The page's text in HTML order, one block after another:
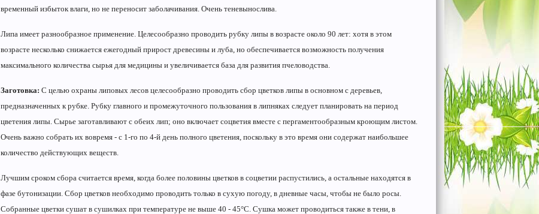
временный избыток влаги, но не переносит заболачивания. Очень теневынослива.
Липа имеет разнообразное применение. Целесообразно проводить рубку липы в возрасте около 90 лет: хотя в этом
возрасте несколько снижается ежегодный прирост древесины и луба, но обеспечивается возможность получения
максимального количества сырья для медицины и увеличивается база для развития пчеловодства.
Заготовка: С целью охраны липовых лесов целесообразно проводить сбор цветков липы в основном с деревьев,
предназначенных к рубке. Рубку главного и промежуточного пользования в липняках следует планировать на период
цветения липы. Сырье заготавливают с обеих лип; оно включает соцветия вместе с пергаментообразным кроющим листом.
Очень важно собрать их вовремя - с 1-го по 4-й день полного цветения, поскольку в это время они содержат наибольшее
количество действующих веществ.
Лучшим сроком сбора считается время, когда более половины цветков в соцветии распустились, а остальные находятся в
фазе бутонизации. Сбор цветков необходимо проводить только в сухую погоду, в дневные часы, чтобы не было росы.
Собранные цветки сушат в сушилках при температуре не выше 40 - 45°С. Сушка может проводиться также в тени, в